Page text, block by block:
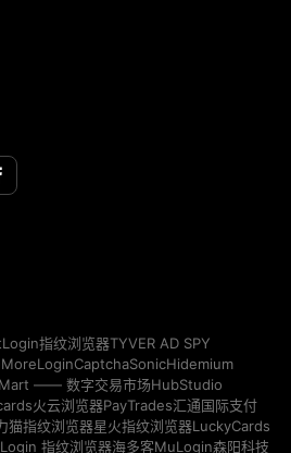
指纹浏览器TYVER AD SPY
MoreLoginCaptchaSonicHidemium
—— 数字交易市场HubStudio
火云浏览器PayTrades汇通国际支付
猫指纹浏览器星火指纹浏览器LuckyCards
指纹浏览器海多客MuLogin森阳科技